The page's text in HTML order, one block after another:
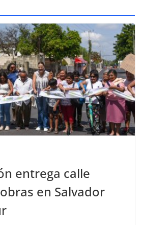
entrega calle
en Salvador